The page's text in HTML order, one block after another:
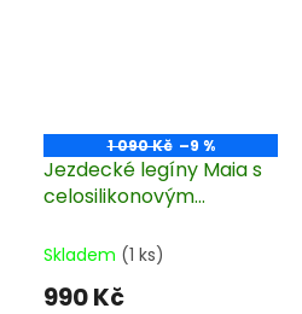
1 090 Kč –9 %
Jezdecké legíny Maia s
celosilikonovým
Skladem (1 ks)
990 Kč